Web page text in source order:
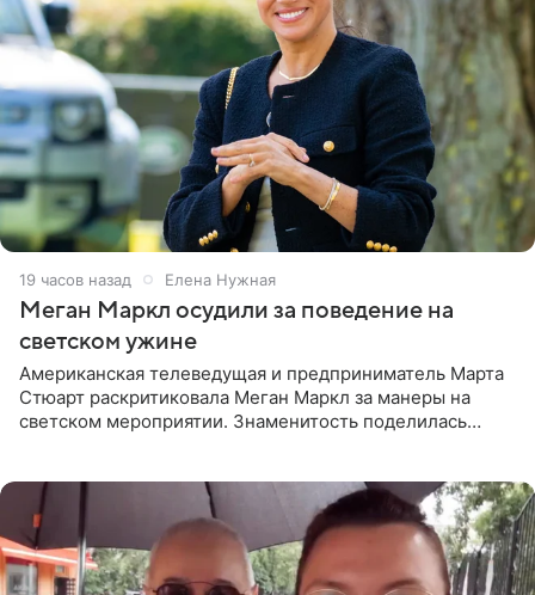
19 часов назад Елена Нужная
Меган Маркл осудили за поведение на
светском ужине
Американская телеведущая и предприниматель Марта
Стюарт раскритиковала Меган Маркл за манеры на
светском мероприятии. Знаменитость поделилась